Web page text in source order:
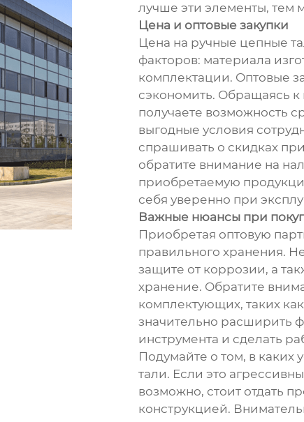
лучше эти элементы, тем
Цена и оптовые закупки
Цена на ручные цепные
факторов: материала
комплектации. Оптовые
сэкономить. Обращаясь
получаете возможность
выгодные условия
спрашивать о скидках
обратите внимание на
приобретаемую
себя уверенно при
Важные нюансы при
Приобретая оптовую
правильного хранения.
защите от коррозии, а
хранение. Обратите
комплектующих, таких
значительно расширить
инструмента и сделать
Подумайте о том, в каких
тали. Если это
возможно, стоит отдать
конструкцией.